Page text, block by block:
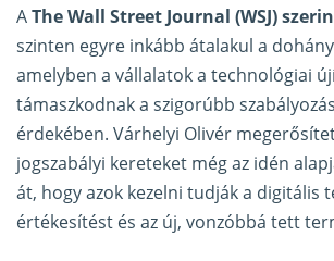
AThe Wall Street Journal (WSJ)
szinten egyre inkább átalakul a
amelyben a vállalatok a technológiai
támaszkodnak a szigorúbb
érdekében. Várhelyi Olivér
jogszabályi kereteket még az idén
át, hogy azok kezelni tudják a digitális
értékesítést és az új, vonzóbbá tett